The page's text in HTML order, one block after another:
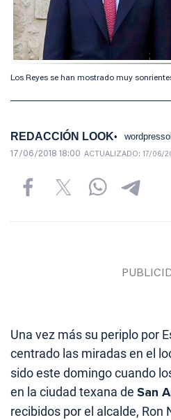
Los Reyes se han mostrado muy
REDACCIÓN LOOK
17/06/2018 18:00 ACTUALIZADO: 17/06/
Una vez más su periplo por
centrado las miradas en el
sido este domingo cuando
en la ciudad texana de San
recibidos por el alcalde, Ron